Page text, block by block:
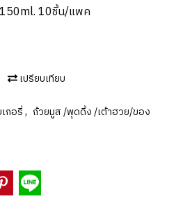
10ชิ้น/แพค
เปรียบเทียบ
กอรี่, ถ้วยมูส /พุดดิ้ง /เต้าฮวย/ของ